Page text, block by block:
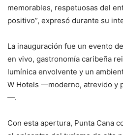
memorables, respetuosas del
positivo”, expresó durante su
La inauguración fue un evento
en vivo, gastronomía caribeña
lumínica envolvente y un
W Hotels —moderno, atrevido y
—.
Con esta apertura, Punta Cana